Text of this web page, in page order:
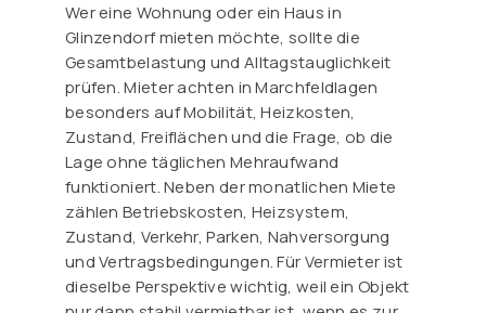
Wer eine Wohnung oder ein Haus in
Glinzendorf mieten möchte, sollte die
Gesamtbelastung und Alltagstauglichkeit
prüfen. Mieter achten in Marchfeldlagen
besonders auf Mobilität, Heizkosten,
Zustand, Freiflächen und die Frage, ob die
Lage ohne täglichen Mehraufwand
funktioniert. Neben der monatlichen Miete
zählen Betriebskosten, Heizsystem,
Zustand, Verkehr, Parken, Nahversorgung
und Vertragsbedingungen. Für Vermieter ist
dieselbe Perspektive wichtig, weil ein Objekt